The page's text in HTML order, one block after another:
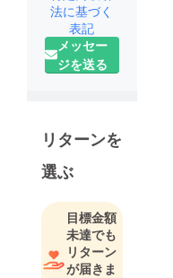
旨い店のう
まいもんを
厳選した詰
職人同士の
コラボレー
ショングル
メをお届け
します
3000ｍ級の
法に基づく
表記
メッセー
ジを送る
リターンを
選ぶ
目標金額
未達でも
リターン
が届きま